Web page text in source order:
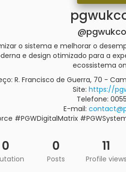
o sistema e melhorar o
e design otimizado para a
ecossistema
R. Francisco de Guerra, 70 -
Site: https://
Telefone:
E-mail:
#PGWDigitalMatrix
0 0
Posts
11
Profile views